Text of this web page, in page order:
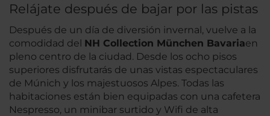
Relájate después de bajar por las pistas
Después de un día de diversión invernal, vuelve a la
comodidad del NH Collection München Bavariaen
pleno centro de la ciudad. Desde los ocho pisos
superiores disfrutarás de unas vistas espectaculares
de Múnich y los majestuosos Alpes. Todas las
habitaciones están bien equipadas con una cafetera
Nespresso, un minibar surtido y Wifi de alta